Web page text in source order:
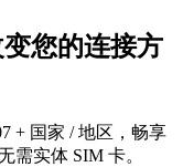
您的连接方
+ 国家 / 地区，畅享
需实体 SIM 卡。